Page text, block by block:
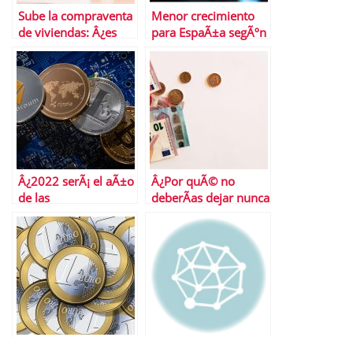
Sube la compraventa
de viviendas: Â¿es
una tendencia?
Menor crecimiento
para EspaÃ±a segÃºn
el FMI
Â¿2022 serÃ¡ el aÃ±o
de las
criptomonedas?
Â¿Por quÃ© no
deberÃ­as dejar nunca
cuentas?